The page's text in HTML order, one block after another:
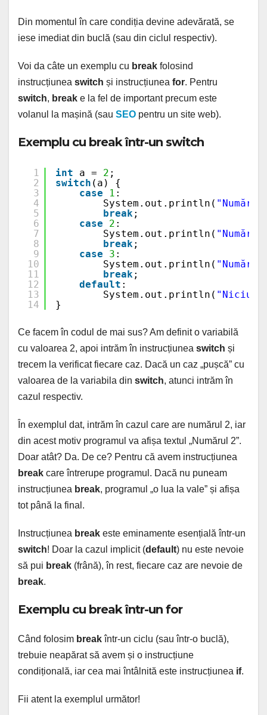
Din momentul în care condiția devine adevărată, se
iese imediat din buclă (sau din ciclul respectiv).
Voi da câte un exemplu cu break folosind
instrucțiunea switch și instrucțiunea for. Pentru
switch, break e la fel de important precum este
volanul la mașină (sau SEO pentru un site web).
Exemplu cu break într-un switch
1
2
3
4
5
6
7
8
9
10
11
12
13
14
int a = 2 ;
switch (a) {
case
1 :
System.out.println(
break;
case
2 :
System.out.println(
break;
case
3 :
System.out.println(
break;
default :
System.out.println( "Niciun
}
Ce facem în codul de mai sus? Am definit o variabilă
cu valoarea 2, apoi intrăm în instrucțiunea switch și
trecem la verificat fiecare caz. Dacă un caz „pușcă” cu
valoarea de la variabila din switch, atunci intrăm în
cazul respectiv.
În exemplul dat, intrăm în cazul care are numărul 2, iar
din acest motiv programul va afișa textul „Numărul 2”.
Doar atât? Da. De ce? Pentru că avem instrucțiunea
break care întrerupe programul. Dacă nu puneam
instrucțiunea break, programul „o lua la vale” și afișa
tot până la final.
Instrucțiunea break este eminamente esențială într-un
switch! Doar la cazul implicit (default) nu este nevoie
să pui break (frână), în rest, fiecare caz are nevoie de
break.
Exemplu cu break într-un for
Când folosim breakîntr-un ciclu (sau într-o buclă),
trebuie neapărat să avem și o instrucțiune
condițională, iar cea mai întâlnită este instrucțiunea if.
Fii atent la exemplul următor!